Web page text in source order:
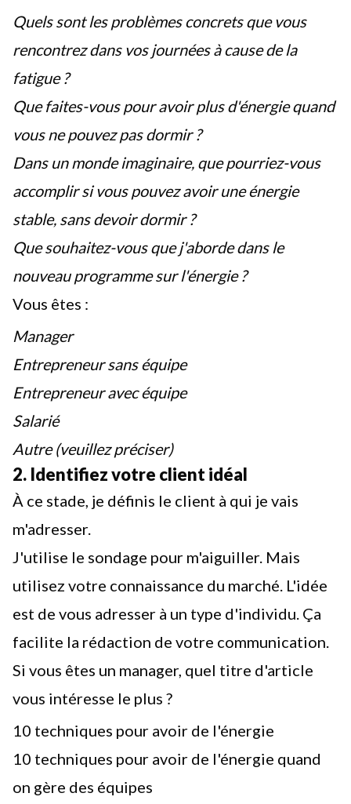
Quels sont les problèmes concrets que vous
rencontrez dans vos journées à cause de la
fatigue ?
Que faites-vous pour avoir plus d'énergie quand
vous ne pouvez pas dormir ?
Dans un monde imaginaire, que pourriez-vous
accomplir si vous pouvez avoir une énergie
stable, sans devoir dormir ?
Que souhaitez-vous que j'aborde dans le
nouveau programme sur l'énergie ?
Vous êtes :
Manager
Entrepreneur sans équipe
Entrepreneur avec équipe
Salarié
Autre (veuillez préciser)
2. Identifiez votre client idéal
À ce stade, je définis le client à qui je vais
m'adresser.
J'utilise le sondage pour m'aiguiller. Mais
utilisez votre connaissance du marché. L'idée
est de vous adresser à un type d'individu. Ça
facilite la rédaction de votre communication.
Si vous êtes un manager, quel titre d'article
vous intéresse le plus ?
10 techniques pour avoir de l'énergie
10 techniques pour avoir de l'énergie quand
on gère des équipes